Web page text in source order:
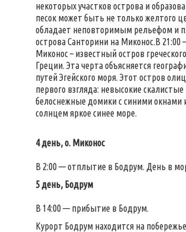
некоторых участков острова и
песок может быть не только желтого
обладает неповторимым рельефом и
острова Санторини на Миконос.В
Миконос – известный остров
Греции. Эта черта объясняется
путей Эгейского моря. Этот остров
первого взгляда: невысокие
белоснежные домики с синими
солнцем яркое синее море.
4 день, о. Миконос
В 2:00 — отплытие в Бодрум. День в
5 день, Бодрум
В 14:00 — прибытие в Бодрум.
Курорт Бодрум находится на